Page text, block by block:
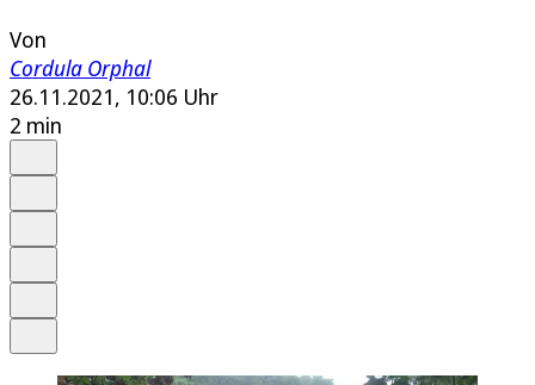
Von
Cordula Orphal
26.11.2021, 10:06 Uhr
2 min